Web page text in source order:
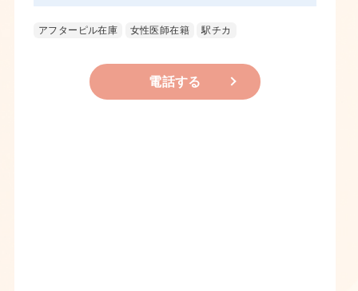
アフターピル在庫 女性医師在籍 駅チカ
電話する